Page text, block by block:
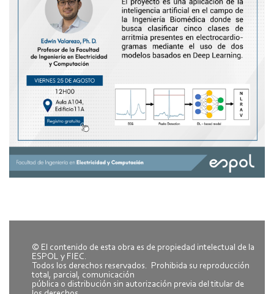
© El contenido de esta obra es de propiedad intelectual de la
ESPOL y FIEC.
Todos los derechos reservados. Prohibida su reproducción
total, parcial, comunicación
pública o distribución sin autorización previa del titular de